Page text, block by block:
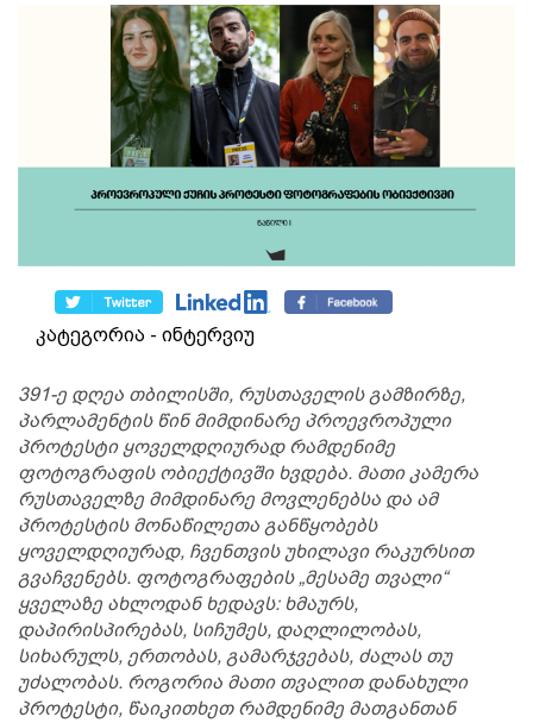
კატეგორია - ინტერვიუ
391-ე დღეა თბილისში, რუსთაველის გამზირზე,
პარლამენტის წინ მიმდინარე პროევროპული
პროტესტი ყოველდღიურად რამდენიმე
ფოტოგრაფის ობიექტივში ხვდება. მათი კამერა
რუსთაველზე მიმდინარე მოვლენებსა და ამ
პროტესტის მონაწილეთა განწყობებს
ყოველდღიურად, ჩვენთვის უხილავი რაკურსით
გვაჩვენებს. ფოტოგრაფების „მესამე თვალი“
ყველაზე ახლოდან ხედავს: ხმაურს,
დაპირისპირებას, სიჩუმეს, დაღლილობას,
სიხარულს, ერთობას, გამარჯვებას, ძალას თუ
უძალობას. როგორია მათი თვალით დანახული
პროტესტი, წაიკითხეთ რამდენიმე მათგანთან